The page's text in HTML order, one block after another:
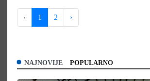
‹ 1 2 ›
NAJNOVIJE POPULARNO